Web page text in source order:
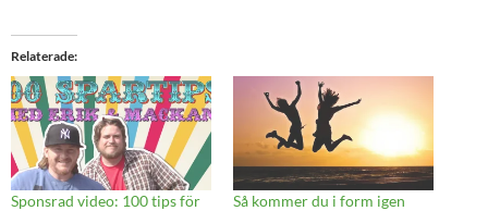
Relaterade
Sponsrad video: 100 tips för
Så kommer du i form igen